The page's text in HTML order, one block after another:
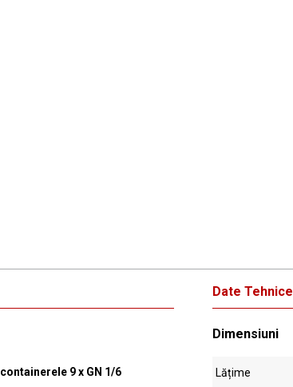
containerele 9 x GN 1/6
Date Tehnice
Dimensiuni
Lățime